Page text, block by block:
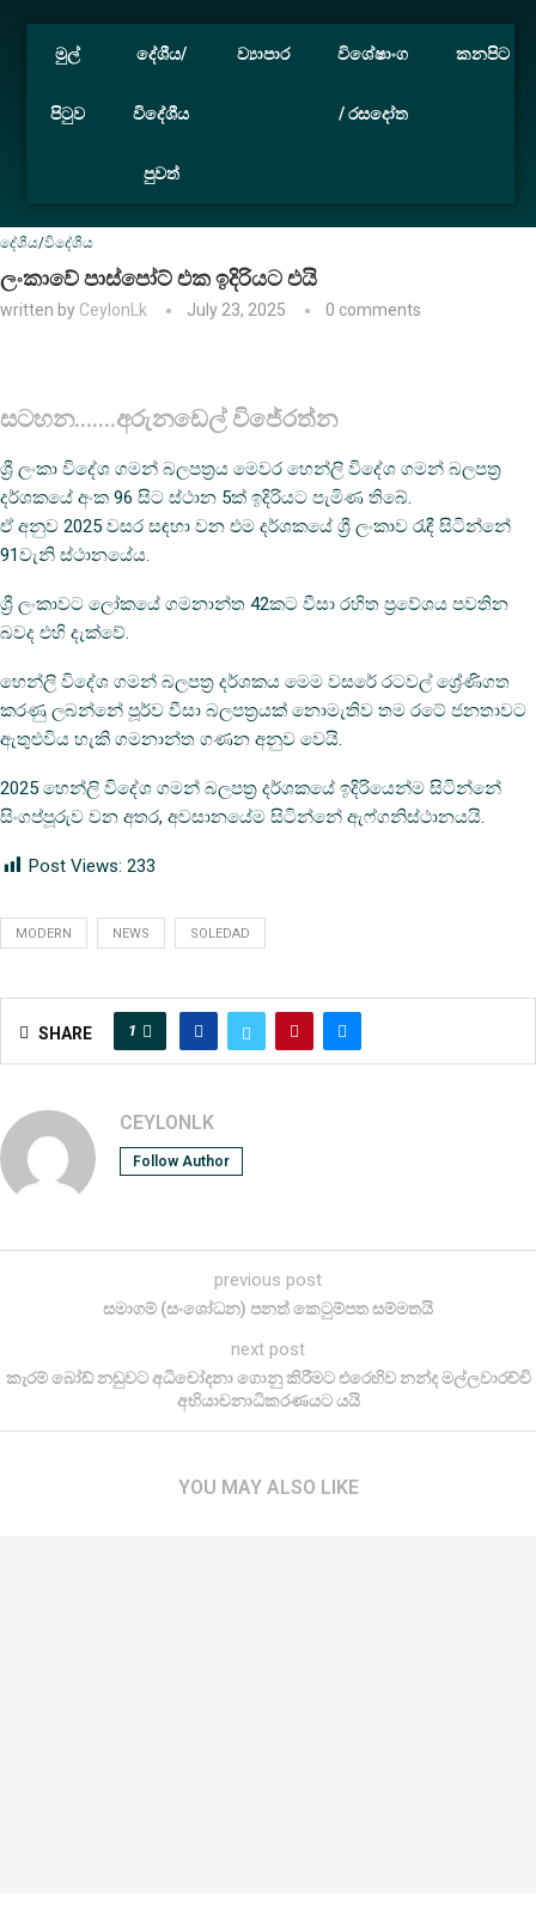
මුල්
පිටුව
දේශීය/
විදේශීය
පුවත්
ව්‍යාපාර විශේෂාංග
/ රසදෝත
කනපිට
දේශීය/විදේශීය
ලංකාවේ පාස්පෝට් එක ඉදිරියට එයි
written by CeylonLk July 23, 2025 0 comments
සටහන…….අරුනඩෙල් විජේරත්න
ශ්‍රී ලංකා විදේශ ගමන් බලපත්‍රය මෙවර හෙන්ලි විදේශ ගමන් බලපත්‍ර
දර්ශකයේ අංක 96 සිට ස්ථාන 5ක් ඉදිරියට පැමිණ තිබේ.
ඒ අනුව 2025 වසර සඳහා වන එම දර්ශකයේ ශ්‍රී ලංකාව රැඳී සිටින්නේ
91වැනි ස්ථානයේය.
ශ්‍රී ලංකාවට ලෝකයේ ගමනාන්ත 42කට වීසා රහිත ප්‍රවේශය පවතින
බවද එහි දැක්වේ.
හෙන්ලි විදේශ ගමන් බලපත්‍ර දර්ශකය මෙම වසරේ රටවල් ශ්‍රේණිගත
කරණු ලබන්නේ පූර්ව වීසා බලපත්‍රයක් නොමැතිව තම රටේ ජනතාවට
ඇතුළුවිය හැකි ගමනාන්ත ගණන අනුව වෙයි.
2025 හෙන්ලි විදේශ ගමන් බලපත්‍ර දර්ශකයේ ඉදිරියෙන්ම සිටින්නේ
සිංගප්පූරුව වන අතර, අවසානයේම සිටින්නේ ඇෆ්ගනිස්ථානයයි.
Post Views: 233
MODERN NEWS SOLEDAD
SHARE 1
CEYLONLK
Follow Author
previous post
සමාගම් (සංශෝධන) පනත් කෙටුම්පත සම්මතයි
next post
කැරම් බෝඩ් නඩුවට අධිචෝදනා ගොනු කිරීමට එරෙහිව නන්ද මල්ලවාරච්චි
අභියාචනාධිකරණයට යයි
YOU MAY ALSO LIKE